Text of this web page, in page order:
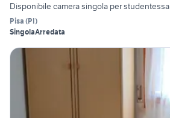
Disponibile camera singola per studentessa
Pisa (PI)
SingolaArredata